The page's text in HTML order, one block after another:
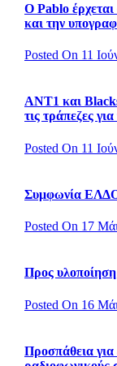
Ο Pablo
και την
Posted On 11
ΑΝΤ1 και
τις τράπεζες
Posted On 11
Συμφωνία
Posted On 17
Προς
Posted On 16
Προσπάθεια